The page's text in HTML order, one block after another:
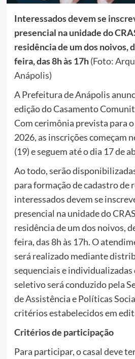
Interessados devem se
presencial na unidade do
residência de um dos noivos,
feira, das 8h às 17h (Foto:
Anápolis)
A Prefeitura de Anápolis
edição do Casamento
Com cerimônia prevista para
2026, as inscrições começam
(19) e seguem até o dia 17 de
Ao todo, serão
para formação de cadastro de
interessados devem se
presencial na unidade do
residência de um dos noivos,
feira, das 8h às 17h. O
será realizado mediante
sequenciais e individualizadas
seletivo será conduzido pela
de Assistência e Políticas
critérios estabelecidos em
Critérios de participação
Para participar, o casal deve